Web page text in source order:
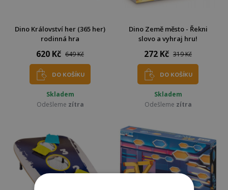
Dino Království her (365 her)
rodinná hra
620 Kč 649 Kč
DO KOŠÍKU
Skladem
Odešleme zítra
Dino Země město - Řekni
slovo a vyhraj hru!
272 Kč 319 Kč
DO KOŠÍKU
Skladem
Odešleme zítra